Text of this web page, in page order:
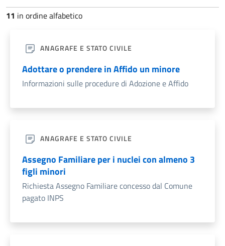
11 in ordine alfabetico
ANAGRAFE E STATO CIVILE
Adottare o prendere in Affido un minore
Informazioni sulle procedure di Adozione e Affido
ANAGRAFE E STATO CIVILE
Assegno Familiare per i nuclei con almeno 3
figli minori
Richiesta Assegno Familiare concesso dal Comune
pagato INPS